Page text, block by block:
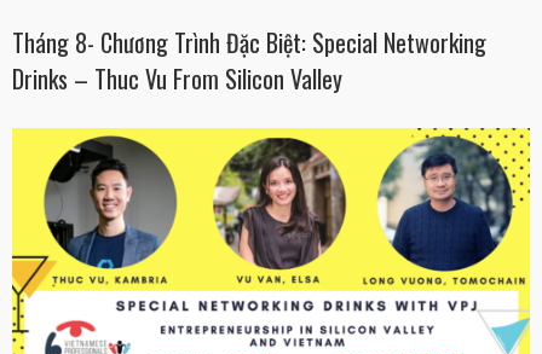
Tháng 8- Chương Trình Đặc Biệt: Special Networking
Drinks – Thuc Vu From Silicon Valley